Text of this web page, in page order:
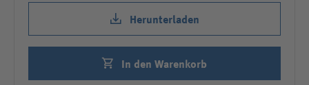
Herunterladen
In den Warenkorb